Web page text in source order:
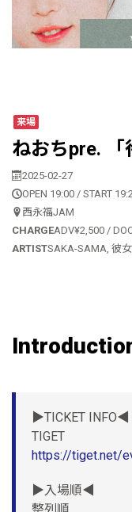
来場
ねおちpre. 「
2025-02-27
OPEN 19:00 / START
西永福JAM
CHARGEADV¥2,500 /
ARTISTSAKA-SAMA, 彼
▶︎TICKET INFO◀︎
TIGET
https://tiget.net/
▶︎入場順◀︎